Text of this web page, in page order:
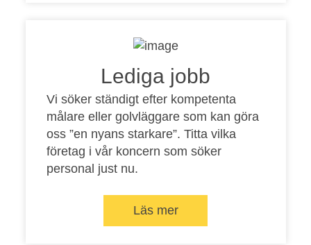
Lediga jobb
Vi söker ständigt efter kompetenta
målare eller golvläggare som kan göra
oss ”en nyans starkare”. Titta vilka
företag i vår koncern som söker
personal just nu.
Läs mer